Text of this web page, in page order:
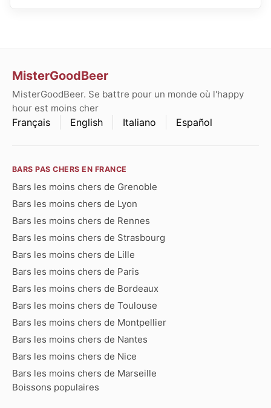
MisterGoodBeer
MisterGoodBeer. Se battre pour un monde où l'happy
hour est moins cher
Français English Italiano Español
BARS PAS CHERS EN FRANCE
Bars les moins chers de Grenoble
Bars les moins chers de Lyon
Bars les moins chers de Rennes
Bars les moins chers de Strasbourg
Bars les moins chers de Lille
Bars les moins chers de Paris
Bars les moins chers de Bordeaux
Bars les moins chers de Toulouse
Bars les moins chers de Montpellier
Bars les moins chers de Nantes
Bars les moins chers de Nice
Bars les moins chers de Marseille
Boissons populaires